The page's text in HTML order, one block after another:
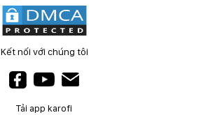
Kết nối với chúng tôi
Tải app karofi